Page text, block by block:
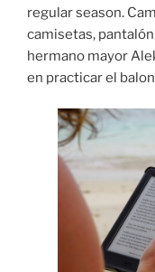
regular season.
camisetas,
hermano mayor
en practicar el